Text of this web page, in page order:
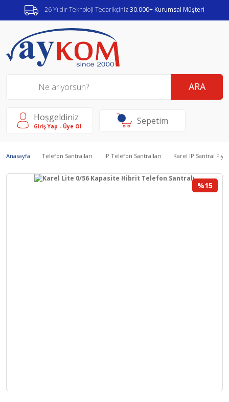
26 Yıldır Teknoloji Tedarikçiniz30.000+ Kurumsal Müşteri
ARA
Hoşgeldiniz
Giriş Yap - Üye Ol Sepetim
Anasayfa Telefon Santralları IP Telefon Santralları Karel IP Santral
%15